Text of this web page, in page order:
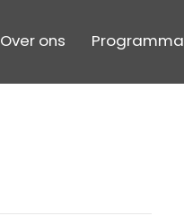
Over ons Programma